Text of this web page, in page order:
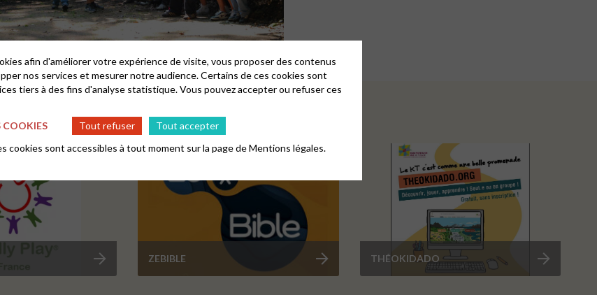
ZEBIBLE THÉOKIDADO
afin d'améliorer votre expérience de visite, vous proposer des contenus
nos services et mesurer notre audience. Certains de ces cookies sont
tiers à des fins d'analyse statistique. Vous pouvez accepter ou refuser ces
COOKIES
Tout refuser
Tout accepter
cookies sont accessibles à tout moment sur la page deMentions légales.